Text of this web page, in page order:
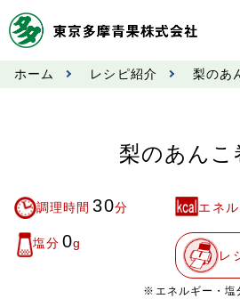
お知らせ
市況情報
ホーム レシピ紹介 梨のあ
梨のあんこ
調理時間 30分 エネ
塩分 0g
レ
※エネルギー・塩